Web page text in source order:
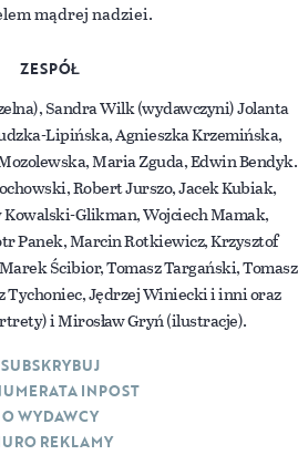
mądrej nadziei.
ZESPÓŁ
Sandra Wilk (wydawczyni) Jolanta
Lipińska, Agnieszka Krzemińska,
Maria Zguda, Edwin Bendyk.
Robert Jurszo, Jacek Kubiak,
Glikman, Wojciech Mamak,
Panek, Marcin Rotkiewicz, Krzysztof
Ścibior, Tomasz Targański, Tomasz
Tychoniec, Jędrzej Winiecki i inni oraz
i Mirosław Gryń (ilustracje).
SUBSKRYBUJ
INPOST
O WYDAWCY
REKLAMY